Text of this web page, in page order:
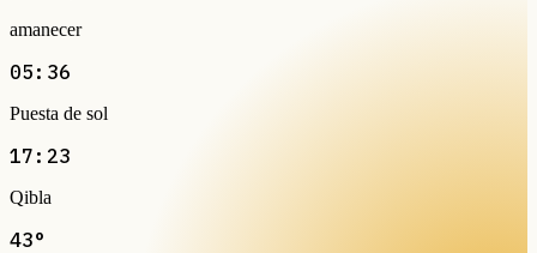
amanecer
05:36
Puesta de sol
17:23
Qibla
43°